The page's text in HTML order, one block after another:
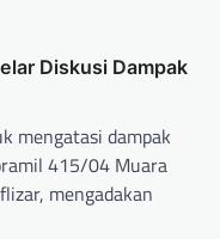
Diskusi Dampak
mengatasi dampak
415/04 Muara
mengadakan